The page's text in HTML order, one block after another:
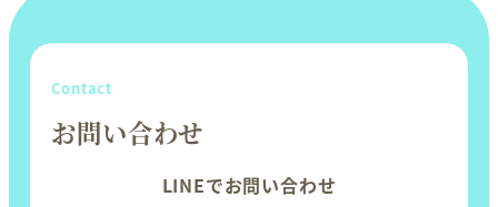
Contact
お問い合わせ
LINEでお問い合わせ